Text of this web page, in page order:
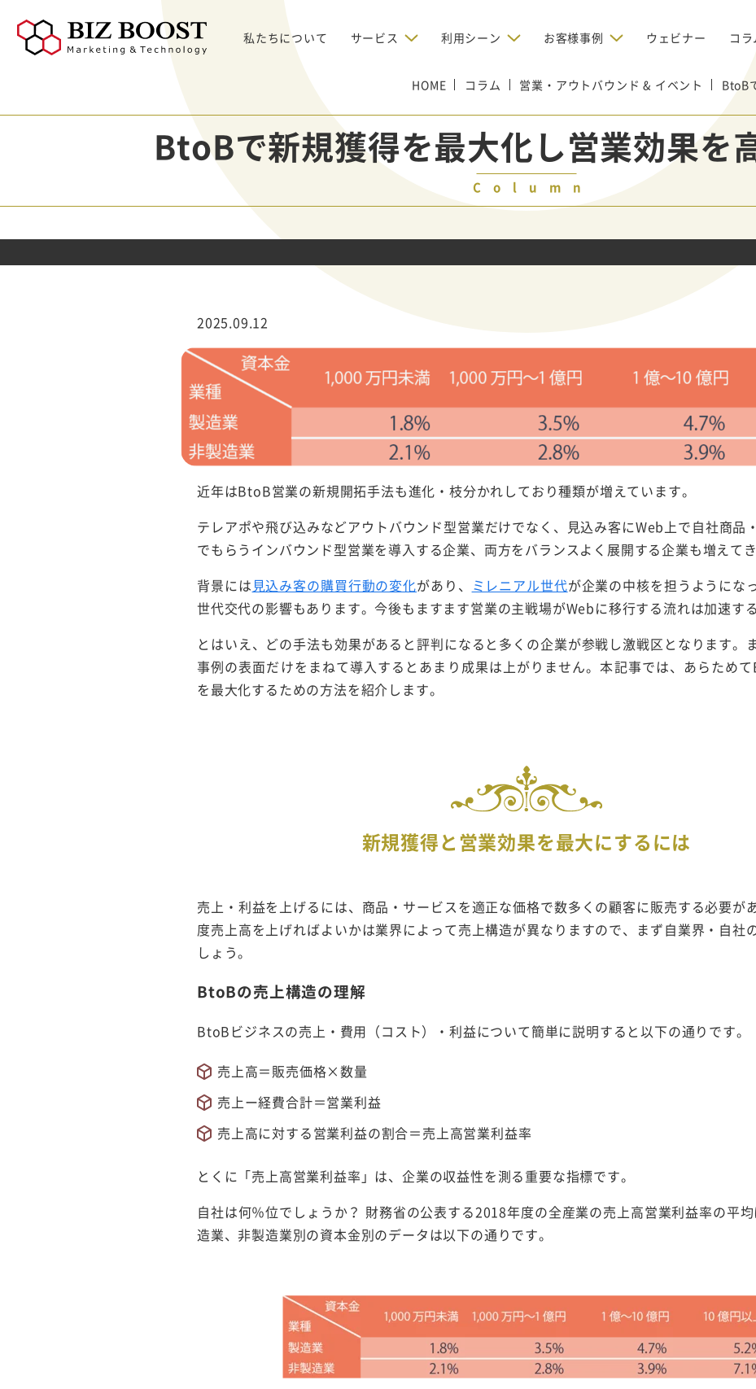
私たちについて サービス
コンサルティングサ
BtoBマーケティ
リード獲得
BtoB Webサイト
制作
援サービス
ウェビナー運用代
行サービス
BtoBテレマーケ
ティング
デジタルリクルーティング
OMリクルーティン
グ
利用シーン
Webからの問い合わせを増やしたい
セミナー/ウェビナーの集客を増や
したい
BtoBのテレマーケティングで成果を
BtoBのリスティング広告で成果を上
BtoBのインターネット広告で
新規開拓の営業力を強化したい
採用コストを削減したい（中小
営業が疲弊する「飛び込み営
お客様事例
ウェビナー支援
イベントマーケティング
トレーラーハウスの認知度向上と文
化形成を目指して効果的なメールマ
営業の成果を最大化するBtoBデジタ
ルマーケティング：成功企業のリ
ウェビナー コラ
戦略・マネジメント
デジタル施策 & チャネル
HOME コラム 営業・アウトバウンド & イベント BtoB
BtoBで新規獲得を最大化し営業効果を
Column
2025.09.12
近年はBtoB営業の新規開拓手法も進化・枝分かれしており種類が増えています。
テレアポや飛び込みなどアウトバウンド型営業だけでなく、見込み客にWeb上で自社商品
でもらうインバウンド型営業を導入する企業、両方をバランスよく展開する企業も増えてき
背景には 見込み客の購買行動の変化があり、 ミレニアル世代が企業の中核を担うようにな
世代交代の影響もあります。今後もますます営業の主戦場がWebに移行する流れは加速する
とはいえ、どの手法も効果があると評判になると多くの企業が参戦し激戦区となります。
事例の表面だけをまねて導入するとあまり成果は上がりません。本記事では、あらため
を最大化するための方法を紹介します。
新規獲得と営業効果を最大にするには
売上・利益を上げるには、商品・サービスを適正な価格で数多くの顧客に販売する必要が
度売上高を上げればよいかは業界によって売上構造が異なりますので、まず自業界・自社
しょう。
BtoBの売上構造の理解
BtoBビジネスの売上・費用（コスト）・利益について簡単に説明すると以下の通りです。
売上高＝販売価格×数量
売上ー経費合計＝営業利益
売上高に対する営業利益の割合＝売上高営業利益率
とくに「売上高営業利益率」は、企業の収益性を測る重要な指標です。
自社は何％位でしょうか？ 財務省の公表する2018年度の全産業の売上高営業利益率の平
造業、非製造業別の資本金別のデータは以下の通りです。